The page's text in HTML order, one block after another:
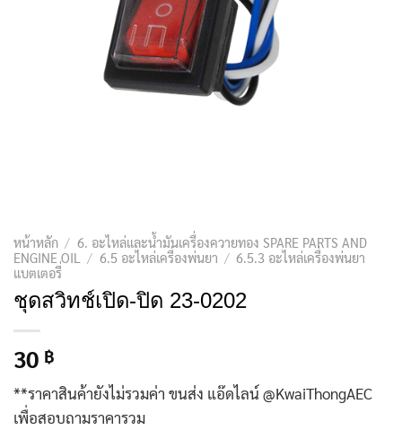
หน้าหลัก / 6. อะไหล่และน้ำมันเครื่องควายทอง SPARE PARTS AND
ENGINE OIL
/ 6.5 อะไหล่เครื่องพ่นยา / 6.5.3 อะไหล่เครื่องพ่นยา
แบตเตอรี่
ชุดสวิทช์เปิด-ปิด 23-0202
30 ฿
**ราคาสินค้ายังไม่รวมค่า ขนส่ง แอ๊ดไลน์ @KwaiThongAEC
เพื่อสอบถามราคารวม